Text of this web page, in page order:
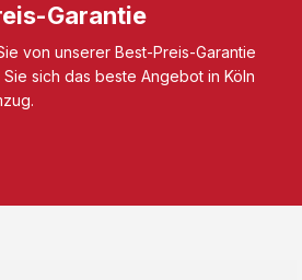
Garantie
von unserer Best-Preis-Garantie
sich das beste Angebot in Köln